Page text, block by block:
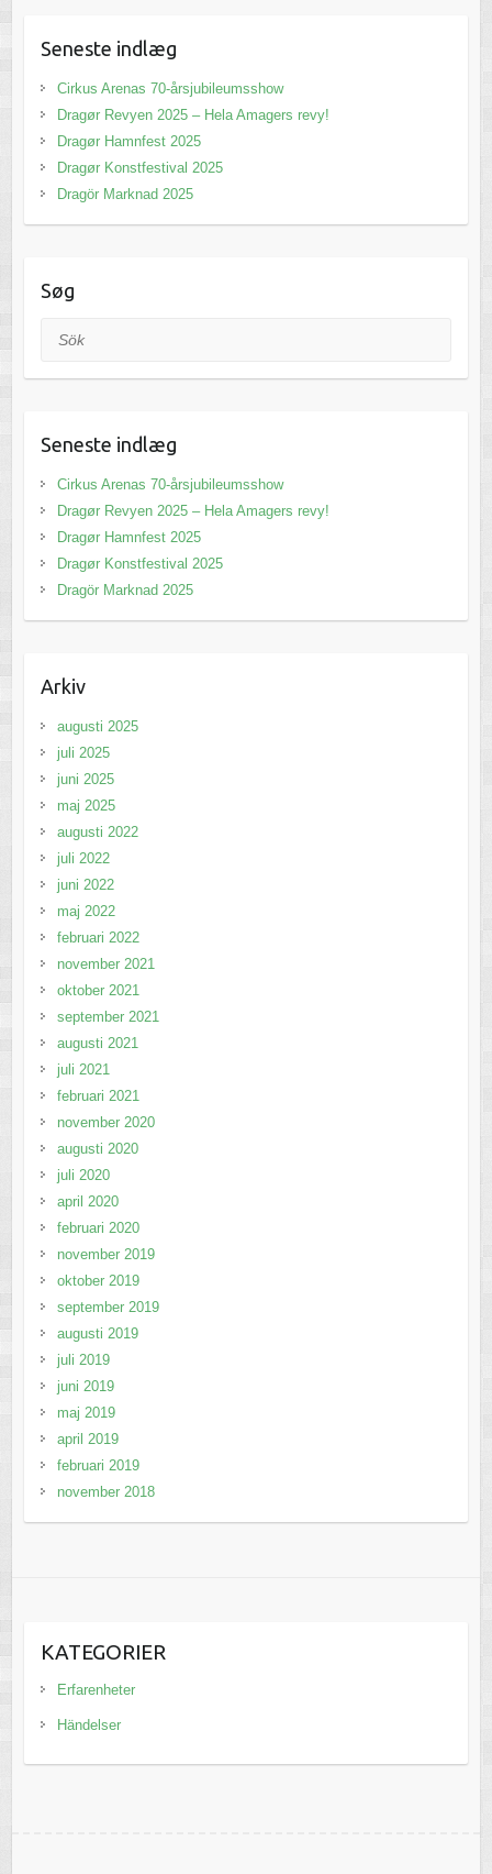
Seneste indlæg
Cirkus Arenas 70-årsjubileumsshow
Dragør Revyen 2025 – Hela Amagers revy!
Dragør Hamnfest 2025
Dragør Konstfestival 2025
Dragör Marknad 2025
Søg
Sök
Seneste indlæg
Cirkus Arenas 70-årsjubileumsshow
Dragør Revyen 2025 – Hela Amagers revy!
Dragør Hamnfest 2025
Dragør Konstfestival 2025
Dragör Marknad 2025
Arkiv
augusti 2025
juli 2025
juni 2025
maj 2025
augusti 2022
juli 2022
juni 2022
maj 2022
februari 2022
november 2021
oktober 2021
september 2021
augusti 2021
juli 2021
februari 2021
november 2020
augusti 2020
juli 2020
april 2020
februari 2020
november 2019
oktober 2019
september 2019
augusti 2019
juli 2019
juni 2019
maj 2019
april 2019
februari 2019
november 2018
KATEGORIER
Erfarenheter
Händelser